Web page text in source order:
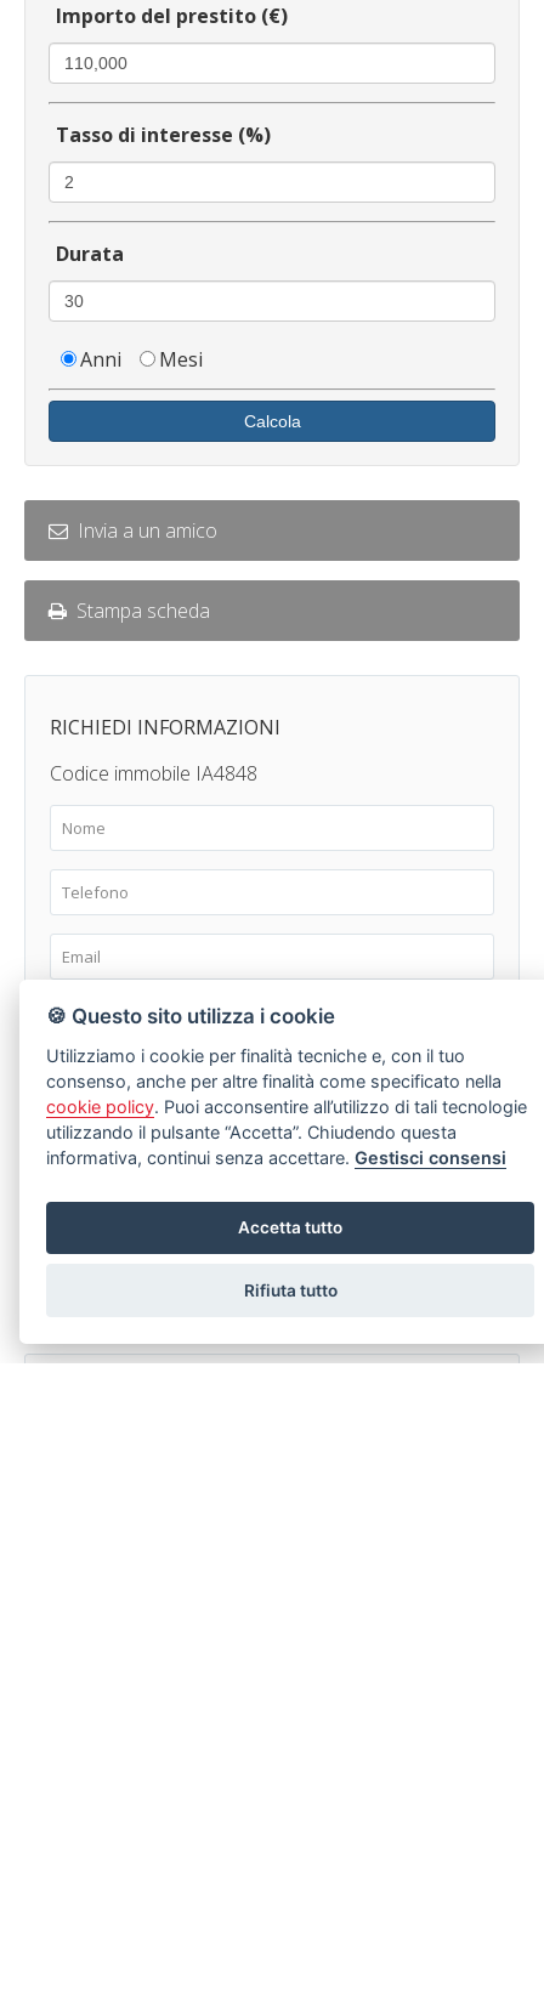
Importo del prestito (€)
Tasso di interesse (%)
Durata
Anni Mesi
Calcola
Invia a un amico
Stampa scheda
RICHIEDI INFORMAZIONI
Codice immobile IA4848
dichiaro di aver preso visione e compresol'informativa sulla
🍪 Questo sito utilizza i cookie
Utilizziamo i cookie per finalità tecniche e, con il tuo
consenso, anche per altre finalità come specificato nella
cookie policy. Puoi acconsentire all’utilizzo di tali tecnologie
utilizzando il pulsante “Accetta”. Chiudendo questa
informativa, continui senza accettare.Gestisci consensi
Accetta tutto
Rifiuta tutto